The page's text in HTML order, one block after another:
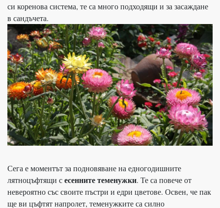
си коренова система, те са много подходящи и за засаждане
в сандъчета.
Сега е моментът за подновяване на едногодишните
лятноцъфтящи сесенните теменужки. Те са повече от
невероятно със своите пъстри и едри цветове. Освен, че пак
ще ви цъфтят напролет, теменужките са силно